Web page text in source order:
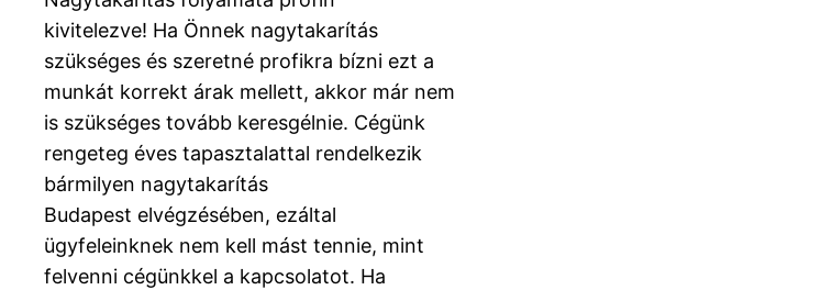
kivitelezve! Ha Önnek nagytakarítás
szükséges és szeretné profikra bízni ezt a
munkát korrekt árak mellett, akkor már nem
is szükséges tovább keresgélnie. Cégünk
rengeteg éves tapasztalattal rendelkezik
bármilyen nagytakarítás
Budapest elvégzésében, ezáltal
ügyfeleinknek nem kell mást tennie, mint
felvenni cégünkkel a kapcsolatot. Ha